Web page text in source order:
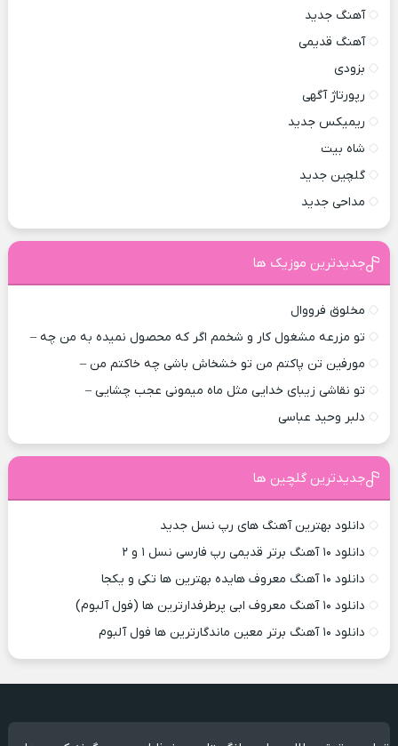
آهنگ جدید
آهنگ قدیمی
بزودی
رپورتاژ آگهی
ریمیکس جدید
شاه بیت
گلچین جدید
مداحی جدید
جدیدترین موزیک ها
مخلوق فرووال
تو مزرعه مشغول کار و شخمم اگر که محصول نمیده به من چه –
مورفین تن پاکتم من تو خشخاش باشی چه خاکتم من –
تو نقاشی زیبای خدایی مثل ماه میمونی عجب چشایی –
دلبر وحید عباسی
جدیدترین گلچین ها
دانلود بهترین آهنگ های رپ نسل جدید
دانلود ۱۰ آهنگ برتر قدیمی رپ فارسی نسل ۱ و ۲
دانلود ۱۰ آهنگ معروف هایده بهترین ها تکی و یکجا
دانلود ۱۰ آهنگ معروف ابی پرطرفدارترین ها (فول آلبوم)
دانلود ۱۰ آهنگ برتر معین ماندگارترین ها فول آلبوم